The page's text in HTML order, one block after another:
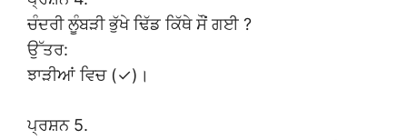
ਚੰਦਰੀ ਲੂੰਬੜੀ ਭੁੱਖੇ ਢਿੱਡ ਕਿੱਥੇ ਸੌਂ ਗਈ ?
ਉੱਤਰ:
ਝਾੜੀਆਂ ਵਿਚ (✓)।
ਪ੍ਰਸ਼ਨ 5.